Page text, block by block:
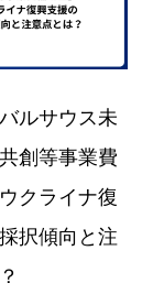
バルサウス未
創等事業費
クライナ復
択傾向と注